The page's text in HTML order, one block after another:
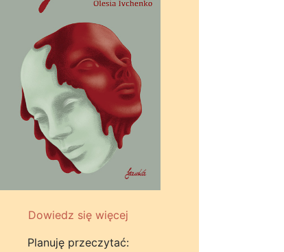
Dowiedz się więcej
Planuję przeczytać: